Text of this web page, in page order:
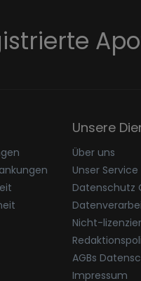
Unsere
Über uns
Unser Service
Datenschutz
Nicht-
AGBs
Impressum